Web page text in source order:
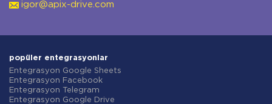
igor@apix-drive.com
popüler entegrasyonlar
Entegrasyon Google Sheets
Entegrasyon Facebook
Entegrasyon Telegram
Entegrasyon Google Drive